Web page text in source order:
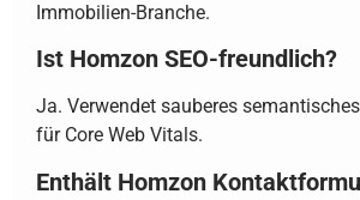
Immobilien-Branche.
Ist Homzon SEO-freundlich?
Ja. Verwendet sauberes
für Core Web Vitals.
Enthält Homzon